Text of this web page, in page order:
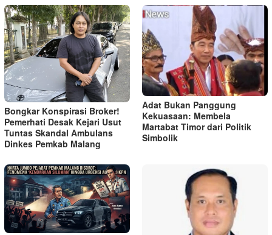
Bongkar Konspirasi Broker!
Pemerhati Desak Kejari Usut
Tuntas Skandal Ambulans
Dinkes Pemkab Malang
Adat Bukan Panggung
Kekuasaan: Membela
Martabat Timor dari Politik
Simbolik